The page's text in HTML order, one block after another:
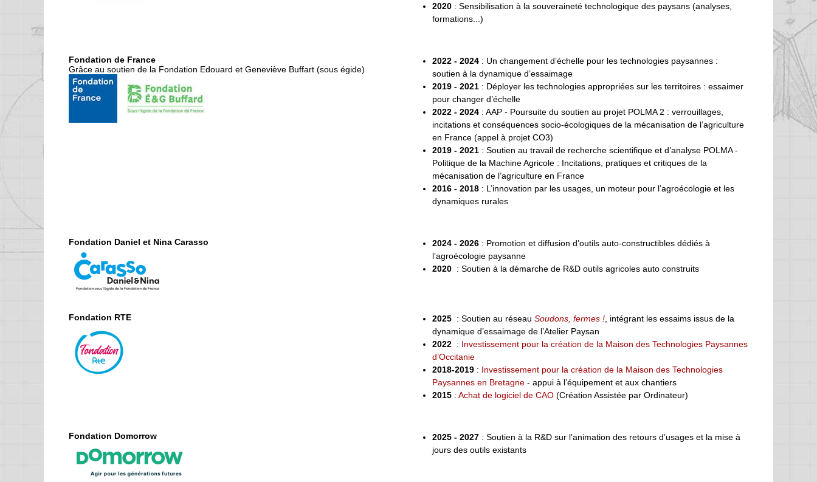
2020 : Sensibilisation à la souveraineté technologique des paysans (analyses,
formations...)
Fondation de France
Grâce au soutien de la Fondation Edouard et Geneviève Buffart (sous égide)
2022 - 2024 : Un changement d’échelle pour les technologies paysannes :
soutien à la dynamique d’essaimage
2019 - 2021 : Déployer les technologies appropriées sur les territoires : essaimer
pour changer d’échelle
2022 - 2024 : AAP - Poursuite du soutien au projet POLMA 2 : verrouillages,
incitations et conséquences socio-écologiques de la mécanisation de l’agriculture
en France (appel à projet CO3)
2019 - 2021 : Soutien au travail de recherche scientifique et d’analyse POLMA -
Politique de la Machine Agricole : Incitations, pratiques et critiques de la
mécanisation de l’agriculture en France
2016 - 2018 : L’innovation par les usages, un moteur pour l’agroécologie et les
dynamiques rurales
Fondation Daniel et Nina Carasso 2024 - 2026 : Promotion et diffusion d’outils auto-constructibles dédiés à
l’agroécologie paysanne
2020 : Soutien à la démarche de R&D outils agricoles auto construits
Fondation RTE 2025 : Soutien au réseauSoudons, fermes ! , intégrant les essaims issus de la
dynamique d’essaimage de l’Atelier Paysan
2022 : Investissement pour la création de la Maison des Technologies Paysannes
d’Occitanie
2018-2019 : Investissement pour la création de la Maison des Technologies
Paysannes en Bretagne - appui à l’équipement et aux chantiers
2015 :Achat de logiciel de CAO (Création Assistée par Ordinateur)
Fondation Domorrow 2025 - 2027 : Soutien à la R&D sur l’animation des retours d’usages et la mise à
jours des outils existants